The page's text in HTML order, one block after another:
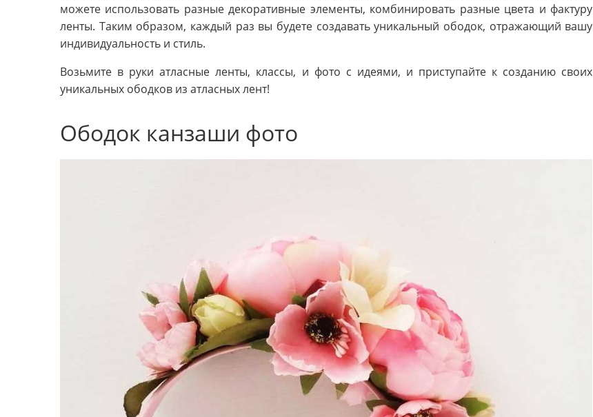
можете использовать разные декоративные элементы, комбинировать разные цвета и фактуру
ленты. Таким образом, каждый раз вы будете создавать уникальный ободок, отражающий вашу
индивидуальность и стиль.
Возьмите в руки атласные ленты, классы, и фото с идеями, и приступайте к созданию своих
уникальных ободков из атласных лент!
Ободок канзаши фото